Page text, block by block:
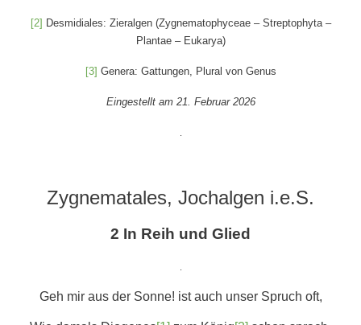
[2] Desmidiales: Zieralgen (Zygnematophyceae – Streptophyta –
Plantae – Eukarya)
[3] Genera: Gattungen, Plural von Genus
Eingestellt am 21. Februar 2026
Zygnematales, Jochalgen i.e.S.
2 In Reih und Glied
Geh mir aus der Sonne! ist auch unser Spruch oft,